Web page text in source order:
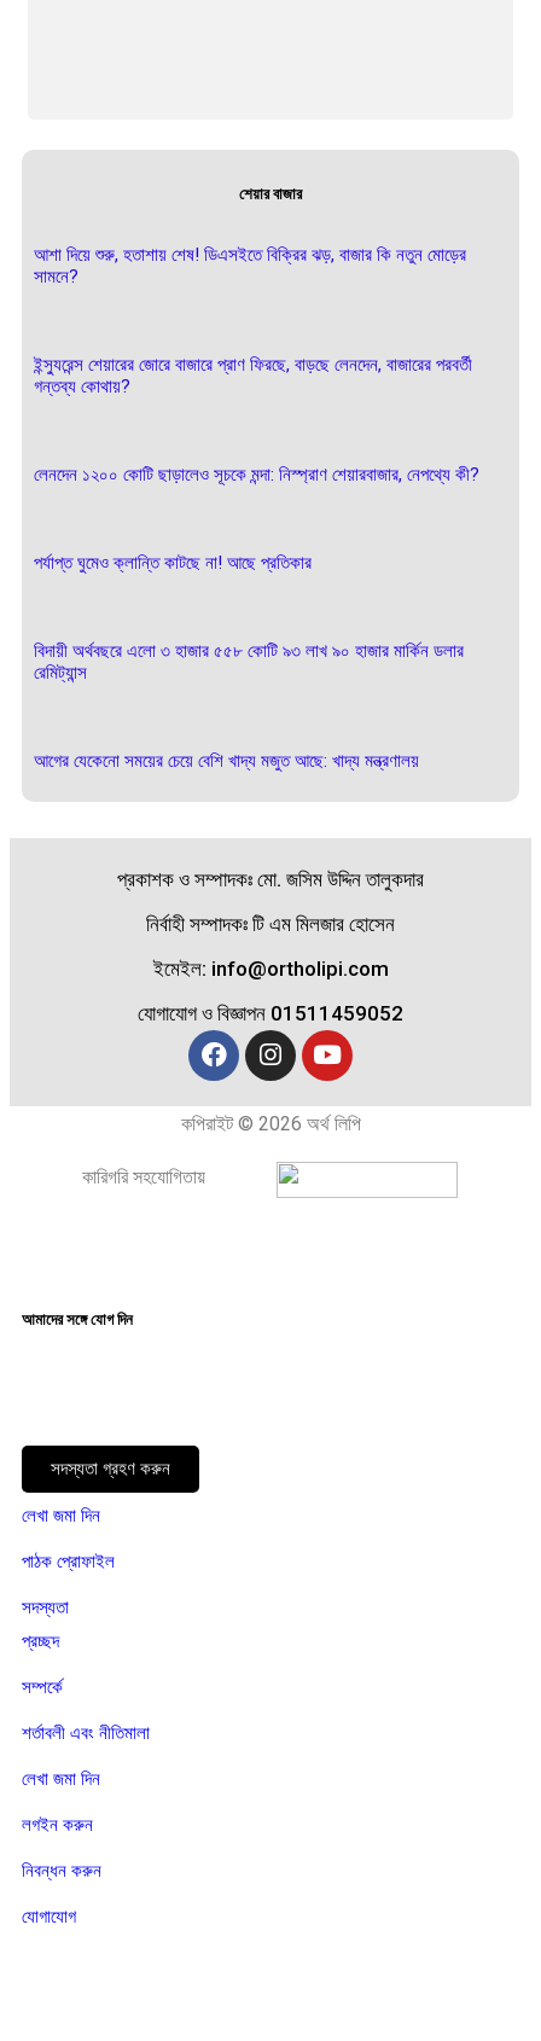
শেয়ার বাজার
আশা দিয়ে শুরু, হতাশায় শেষ! ডিএসইতে বিক্রির ঝড়, বাজার কি নতুন মোড়ের
সামনে?
ইন্স্যুরেন্স শেয়ারের জোরে বাজারে প্রাণ ফিরছে, বাড়ছে লেনদেন, বাজারের পরবর্তী
গন্তব্য কোথায়?
লেনদেন ১২০০ কোটি ছাড়ালেও সূচকে মন্দা: নিস্প্রাণ শেয়ারবাজার, নেপথ্যে কী?
পর্যাপ্ত ঘুমেও ক্লান্তি কাটছে না! আছে প্রতিকার
বিদায়ী অর্থবছরে এলো ৩ হাজার ৫৫৮ কোটি ৯৩ লাখ ৯০ হাজার মার্কিন ডলার
রেমিট্যান্স
আগের যেকেনো সময়ের চেয়ে বেশি খাদ্য মজুত আছে: খাদ্য মন্ত্রণালয়
প্রকাশক ও সম্পাদকঃ মো. জসিম উদ্দিন তালুকদার
নির্বাহী সম্পাদকঃ টি এম মিলজার হোসেন
ইমেইল: info@ortholipi.com
যোগাযোগ ও বিজ্ঞাপন 01511459052
কপিরাইট © 2026 অর্থ লিপি
কারিগরি সহযোগিতায়
আমাদের সঙ্গে যোগ দিন
সদস্যতা গ্রহণ করুন
লেখা জমা দিন
পাঠক প্রোফাইল
সদস্যতা
প্রচ্ছদ
সম্পর্কে
শর্তাবলী এবং নীতিমালা
লেখা জমা দিন
লগইন করুন
নিবন্ধন করুন
যোগাযোগ